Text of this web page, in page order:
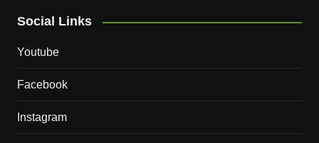
Social Links
Youtube
Facebook
Instagram